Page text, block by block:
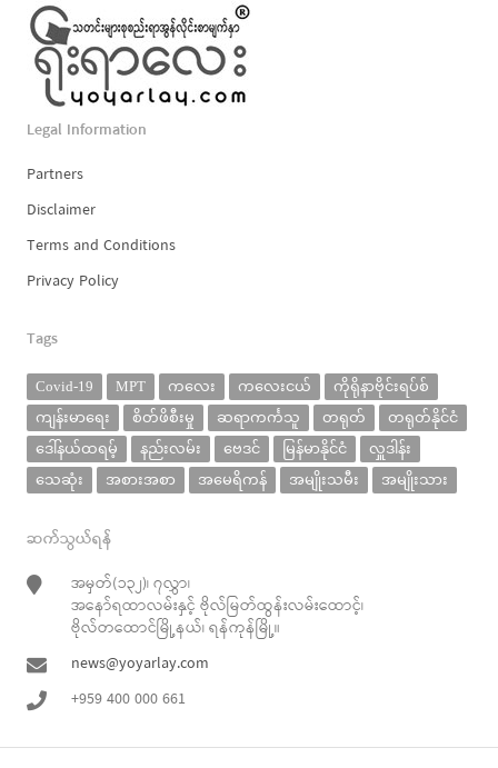
Legal Information
Partners
Disclaimer
Terms and Conditions
Privacy Policy
Tags
Covid-19 MPT ကလေး ကလေးငယ်
ကိုရိုနာဗိုင်းရပ်စ်
ကျန်းမာရေး
စိတ်ဖိစီးမှု ဆရာကင်္ကသူ တရုတ်
တရုတ်နိုင်ငံ
ဒေါ်နယ်ထရမ့်
နည်းလမ်း ဗေဒင် မြန်မာနိုင်ငံ
လှူဒါန်း
သေဆုံး
အစားအစာ အမေရိကန် အမျိုးသမီး အမျိုးသား
ဆက်သွယ်ရန်
အမှတ်(၁၃၂)၊ ၇လွှာ၊
အနော်ရထာလမ်းနှင့် ဗိုလ်မြတ်ထွန်းလမ်းထောင့်၊
ဗိုလ်တထောင်မြို့နယ်၊ ရန်ကုန်မြို့။
news@yoyarlay.com
+959 400 000 661